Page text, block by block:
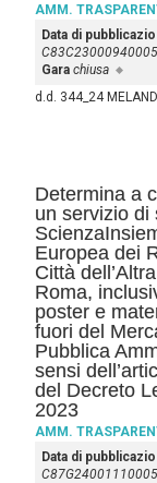
AMM.
Data di
C83C23000940005
Gara chiusa
d.d. 344_24
Determina a
un servizio di
Europea dei
Città
Roma,
poster e
fuori del
Pubblica
sensi
del Decreto
2023
AMM.
Data di
C87G24001110005